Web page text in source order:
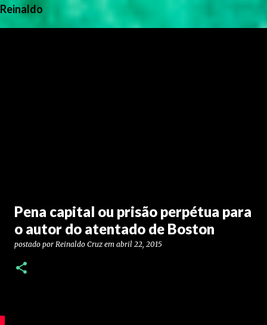
Reinaldo
Pena capital ou prisão perpétua para
o autor do atentado de Boston
postado por Reinaldo Cruz em abril 22, 2015